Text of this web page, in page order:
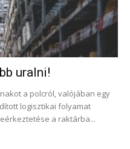
uralni!
a polcról, valójában egy
logisztikai folyamat
a raktárba...